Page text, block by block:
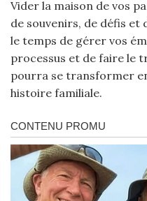
Vider la maison de vos
de souvenirs, de défis et
le temps de gérer vos
processus et de faire le
pourra se transformer
histoire familiale.